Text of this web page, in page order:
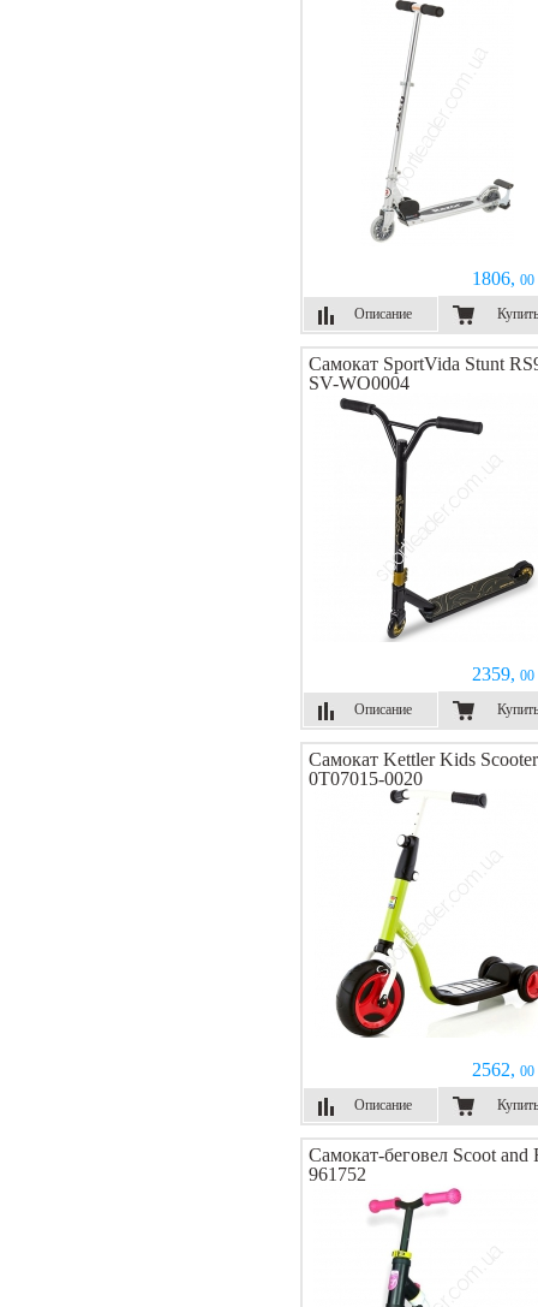
1806, 00
Описание
Купить
Самокат SportVida Stunt
SV-WO0004
2359, 00
Описание
Купить
Самокат Kettler Kids Scooter
0T07015-0020
2562, 00
Описание
Купить
Самокат-беговел Scoot and
961752